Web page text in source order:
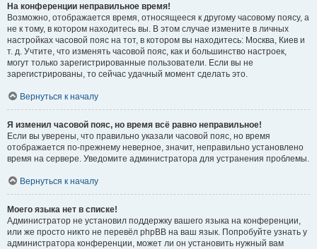
На конференции неправильное время!
Возможно, отображается время, относящееся к другому часовому поясу, а
не к тому, в котором находитесь вы. В этом случае измените в личных
настройках часовой пояс на тот, в котором вы находитесь: Москва, Киев и
т. д. Учтите, что изменять часовой пояс, как и большинство настроек,
могут только зарегистрированные пользователи. Если вы не
зарегистрированы, то сейчас удачный момент сделать это.
Вернуться к началу
Я изменил часовой пояс, но время всё равно неправильное!
Если вы уверены, что правильно указали часовой пояс, но время
отображается по-прежнему неверное, значит, неправильно установлено
время на сервере. Уведомите администратора для устранения проблемы.
Вернуться к началу
Моего языка нет в списке!
Администратор не установил поддержку вашего языка на конференции,
или же просто никто не перевёл phpBB на ваш язык. Попробуйте узнать у
администратора конференции, может ли он установить нужный вам